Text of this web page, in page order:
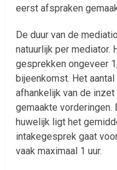
eerst afspraken
De duur van de
natuurlijk per mediator.
gesprekken ongeveer
bijeenkomst. Het
afhankelijk van de
gemaakte vorderingen.
huwelijk ligt het
intakegesprek gaat
vaak maximaal 1 uur.